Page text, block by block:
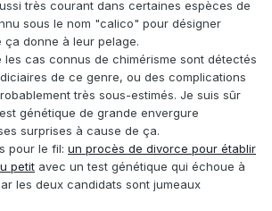
très courant dans certaines espèces de
sous le nom "calico" pour désigner
donne à leur pelage.
les cas connus de chimérisme sont détectés
de ce genre, ou des complications
très sous-estimés. Je suis sûr
génétique de grande envergure
surprises à cause de ça.
pour le fil: un procès de divorce pour établir
petit avec un test génétique qui échoue à
les deux candidats sont jumeaux